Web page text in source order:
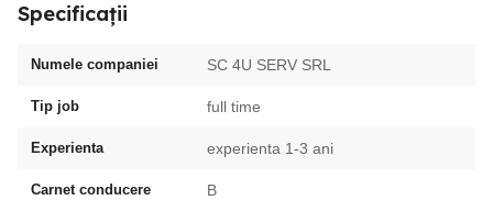
Specificații
Numele companiei SC 4U SERV SRL
Tip job full time
Experienta experienta 1-3 ani
Carnet conducere B